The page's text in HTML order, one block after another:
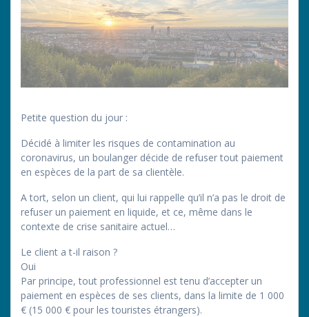
Petite question du jour :
Décidé à limiter les risques de contamination au
coronavirus, un boulanger décide de refuser tout paiement
en espèces de la part de sa clientèle.
A tort, selon un client, qui lui rappelle qu’il n’a pas le droit de
refuser un paiement en liquide, et ce, même dans le
contexte de crise sanitaire actuel…
Le client a t-il raison ?
Oui
Par principe, tout professionnel est tenu d’accepter un
paiement en espèces de ses clients, dans la limite de 1 000
€ (15 000 € pour les touristes étrangers).